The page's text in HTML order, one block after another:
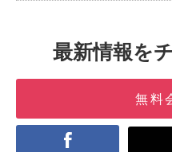
最新情報を
無料